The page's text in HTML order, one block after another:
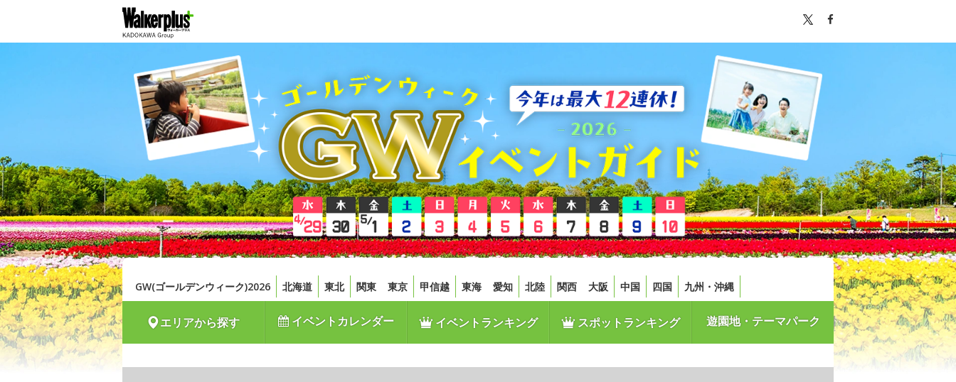
GW(ゴールデンウィーク)2026 北海道 東北 関東 東京 甲信越 東海 愛知 北陸 関西 大阪 中国 四国 九州・沖縄
エリアから探す イベントカレンダー イベントランキング スポットランキング 遊園地・テーマパーク